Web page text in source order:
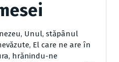
Unul, stăpânul
El care ne are în
hrănindu-ne